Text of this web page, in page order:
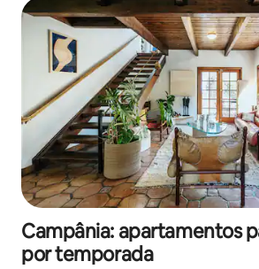
Campânia: apartamentos
por temporada